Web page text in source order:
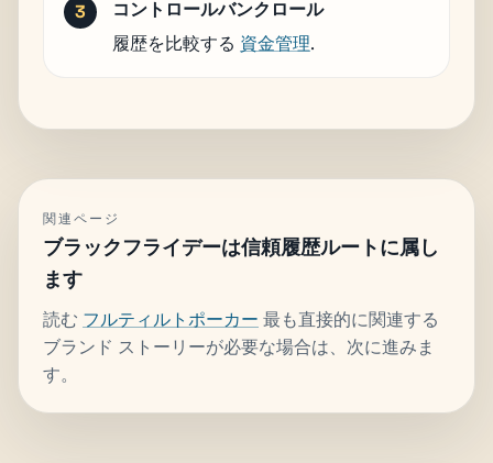
コントロールバンクロール
履歴を比較する 資金管理.
関連ページ
ブラックフライデーは信頼履歴ルートに属し
ます
読む フルティルトポーカー 最も直接的に関連する
ブランド ストーリーが必要な場合は、次に進みま
す。